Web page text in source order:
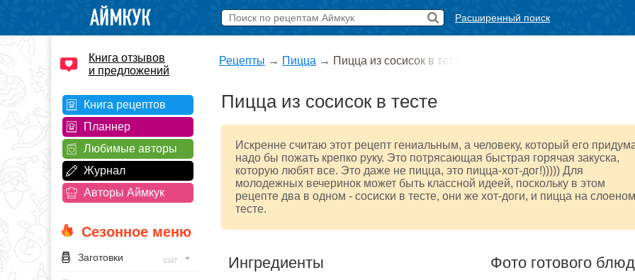
Расширенный поиск
Книга отзывов
и предложений
Книга рецептов
Планнер
Любимые авторы
Журнал
Авторы Аймкук
Сезонное меню
Заготовки 1347
Рецепты → Пицца → Пицца из сосисок в тесте
Пицца из сосисок в тесте
Искренне считаю этот рецепт гениальным, а человеку, который его
надо бы пожать крепко руку. Это потрясающая быстрая горячая закуска,
которую любят все. Это даже не пицца, это пицца-хот-дог!))))) Для
молодежных вечеринок может быть классной идеей, поскольку в этом
рецепте два в одном - сосиски в тесте, они же хот-доги, и пицца на слоеном
тесте.
Ингредиенты Фото готового